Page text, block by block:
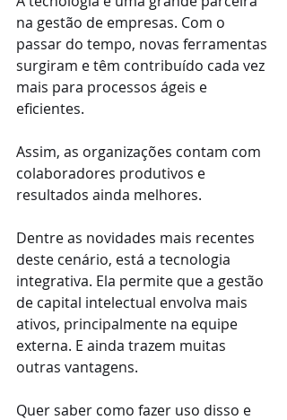
na gestão de empresas. Com o
passar do tempo, novas ferramentas
surgiram e têm contribuído cada vez
mais para processos ágeis e
eficientes.
Assim, as organizações contam com
colaboradores produtivos e
resultados ainda melhores.
Dentre as novidades mais recentes
deste cenário, está a tecnologia
integrativa. Ela permite que a gestão
de capital intelectual envolva mais
ativos, principalmente na equipe
externa. E ainda trazem muitas
outras vantagens.
Quer saber como fazer uso disso e